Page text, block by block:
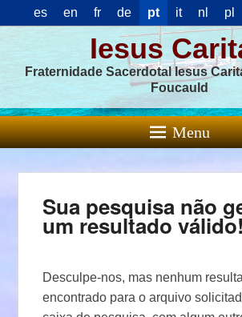
es en fr de pt it nl pl
Iesus
Fraternidade Sacerdotal Iesus
Foucauld
Menu
Sua pesquisa não
um resultado válido!
Desculpe-nos, mas nenhum
encontrado para o arquivo